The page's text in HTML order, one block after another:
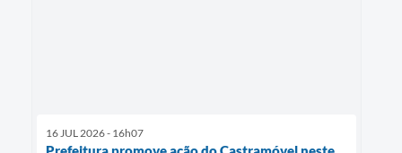
16 JUL 2026 - 16h07